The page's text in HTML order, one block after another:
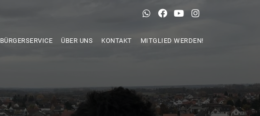
BÜRGERSERVICE ÜBER UNS KONTAKT MITGLIED WERDEN!